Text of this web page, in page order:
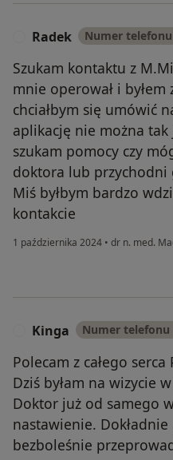
Radek Numer
Szukam kontaktu z
mnie operował i
chciałbym się umówić
aplikację nie można
szukam pomocy czy
doktora lub
Miś byłbym bardzo
kontakcie
1 października 2024 • dr n. med.
Kinga Numer
Polecam z całego
Dziś byłam na wizycie
Doktor już od samego
nastawienie.
bezboleśnie